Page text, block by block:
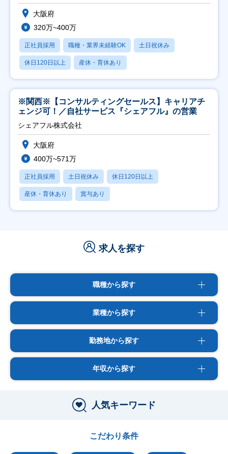
大阪府
320万~400万
正社員採用 職種・業界未経験OK 土日祝休み
休日120日以上 産休・育休あり
※関西※【コンサルティングセールス】キャリアチ
ェンジ可！／自社サービス『シェアフル』の営業
シェアフル株式会社
大阪府
400万~571万
正社員採用 土日祝休み 休日120日以上
産休・育休あり 賞与あり
求人を探す
職種から探す
業種から探す
勤務地から探す
年収から探す
人気キーワード
こだわり条件